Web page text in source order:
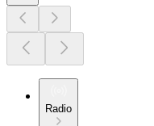
Radio